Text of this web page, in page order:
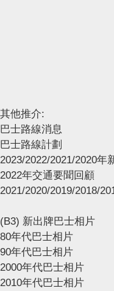
其他推介:
巴士路線消息
巴士路線計劃
2023/2022/2021/2020年
2022年交通要聞回顧
2021/2020/2019/2018/
(B3) 新出牌巴士相片
80年代巴士相片
90年代巴士相片
2000年代巴士相片
2010年代巴士相片